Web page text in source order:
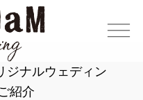
ジナルウェディン
紹介